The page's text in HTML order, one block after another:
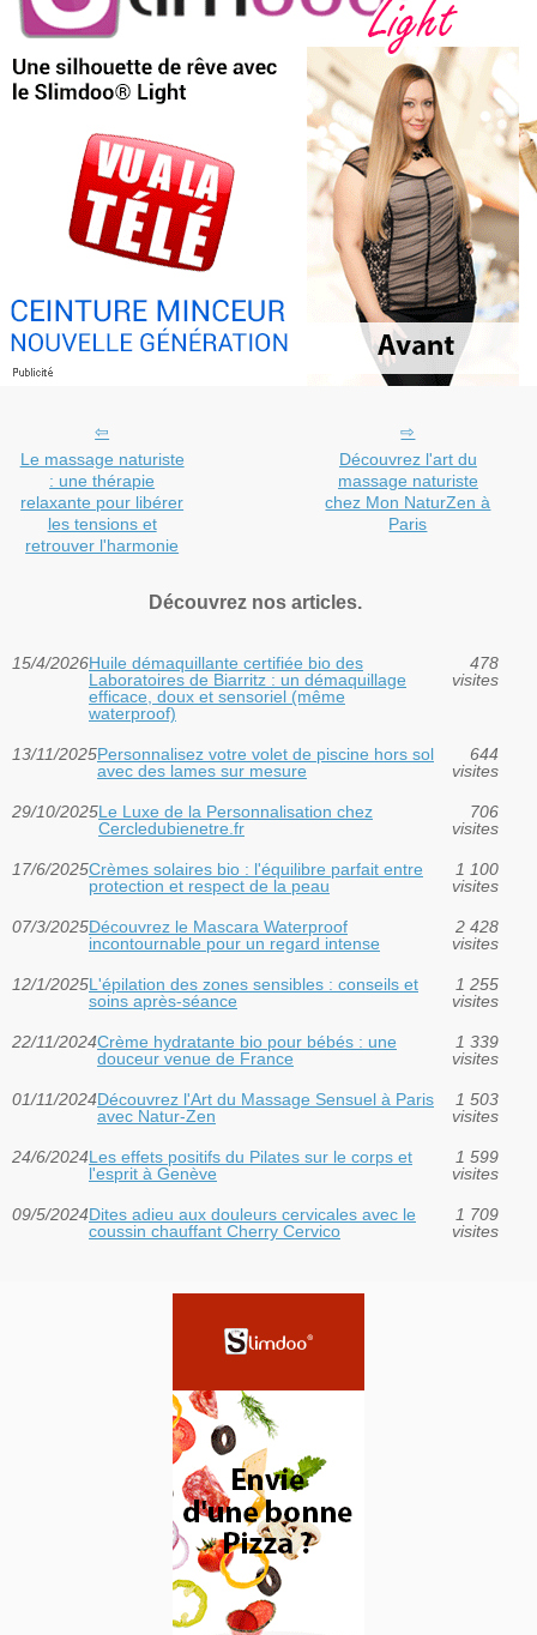
Le massage naturiste
: une thérapie
relaxante pour libérer
les tensions et
retrouver l'harmonie
Découvrez l'art du
massage naturiste
chez Mon NaturZen à
Paris
Découvrez nos articles.
15/4/2026Huile démaquillante certifiée bio des
Laboratoires de Biarritz : un démaquillage
efficace, doux et sensoriel (même
waterproof)
478
visites
13/11/2025Personnalisez votre volet de piscine hors sol
avec des lames sur mesure
644
visites
29/10/2025Le Luxe de la Personnalisation chez
Cercledubienetre.fr
706
visites
17/6/2025Crèmes solaires bio : l'équilibre parfait entre
protection et respect de la peau
1 100
visites
07/3/2025Découvrez le Mascara Waterproof
incontournable pour un regard intense
2 428
visites
12/1/2025L'épilation des zones sensibles : conseils et
soins après-séance
1 255
visites
22/11/2024Crème hydratante bio pour bébés : une
douceur venue de France
1 339
visites
01/11/2024Découvrez l'Art du Massage Sensuel à Paris
avec Natur-Zen
1 503
visites
24/6/2024Les effets positifs du Pilates sur le corps et
l'esprit à Genève
1 599
visites
09/5/2024Dites adieu aux douleurs cervicales avec le
coussin chauffant Cherry Cervico
1 709
visites